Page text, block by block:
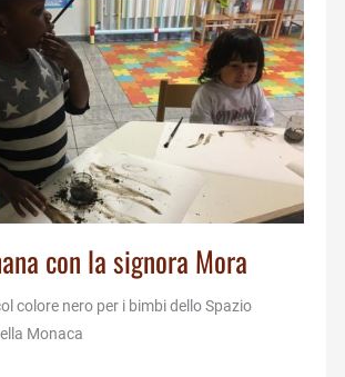
con la signora Mora
colore nero per i bimbi dello Spazio
Monaca